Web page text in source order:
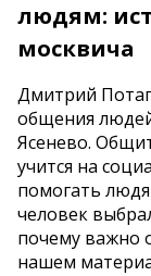
людям:
москвича
Дмитрий
общения
Ясенево.
учится на
помогать
человек
почему важно
нашем